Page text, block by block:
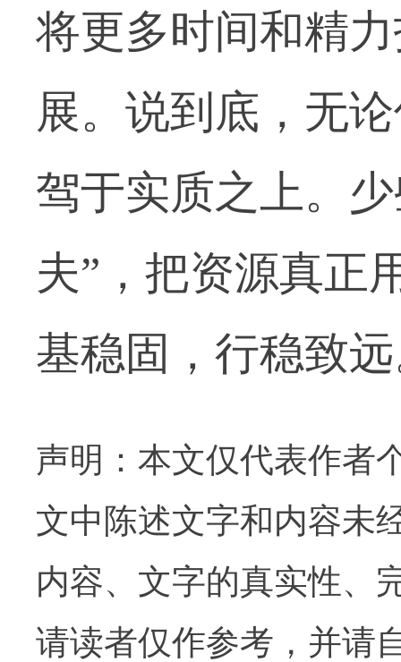
将更多时间和精
展。说到底，无
驾于实质之上。
夫”，把资源真正
基稳固，行稳致
声明：本文仅代表作者
文中陈述文字和内容未
内容、文字的真实性、
请读者仅作参考，并请